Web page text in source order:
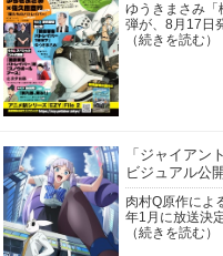
ゆうきまさみ「
弾が、8月17日
（続きを読む）
「ジャイアン
ビジュアル公
肉村Q原作によ
年1月に放送決
（続きを読む）